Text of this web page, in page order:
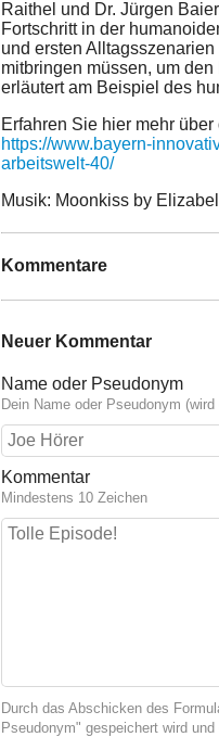
Raithel und Dr. Jürgen
Fortschritt in der
und ersten
mitbringen müssen, um
erläutert am Beispiel des
Erfahren Sie hier mehr
https://www.bayern-
arbeitswelt-40/
Musik: Moonkiss by
Kommentare
Neuer Kommentar
Name oder Pseudonym
Dein Name oder Pseudonym
Kommentar
Mindestens 10 Zeichen
Durch das Abschicken des
Pseudonym" gespeichert wird